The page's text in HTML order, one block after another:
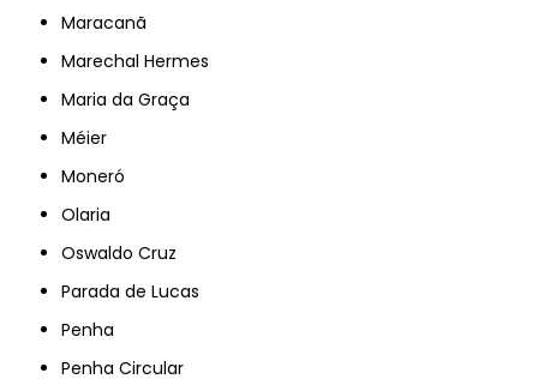
Maracanã
Marechal Hermes
Maria da Graça
Méier
Moneró
Olaria
Oswaldo Cruz
Parada de Lucas
Penha
Penha Circular